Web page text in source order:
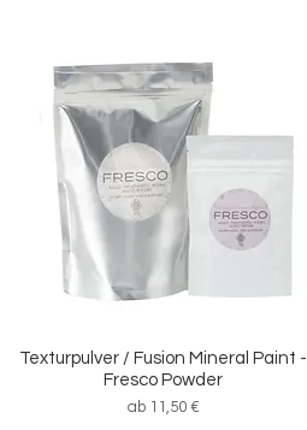
Schnellansicht
Texturpulver / Fusion Mineral Paint -
Fresco Powder
ab 11,50 €
Sale-Preis